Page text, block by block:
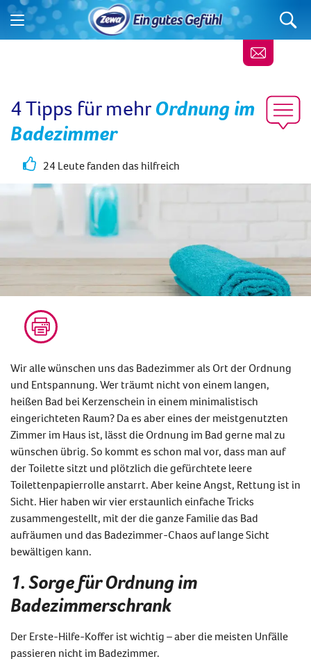
4 Tipps für mehrOrdnung im
Badezimmer
24 Leute fanden das hilfreich
Wir alle wünschen uns das Badezimmer als Ort der Ordnung
und Entspannung. Wer träumt nicht von einem langen,
heißen Bad bei Kerzenschein in einem minimalistisch
eingerichteten Raum? Da es aber eines der meistgenutzten
Zimmer im Haus ist, lässt die Ordnung im Bad gerne mal zu
wünschen übrig. So kommt es schon mal vor, dass man auf
der Toilette sitzt und plötzlich die gefürchtete leere
Toilettenpapierrolle anstarrt. Aber keine Angst, Rettung ist in
Sicht. Hier haben wir vier erstaunlich einfache Tricks
zusammengestellt, mit der die ganze Familie das Bad
aufräumen und das Badezimmer-Chaos auf lange Sicht
bewältigen kann.
1. Sorge für Ordnung im
Badezimmerschrank
Der Erste-Hilfe-Koffer ist wichtig – aber die meisten Unfälle
passieren nicht im Badezimmer.